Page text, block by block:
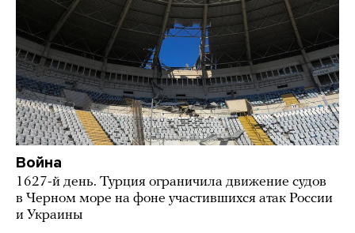
Война
1627-й день. Турция ограничила движение судов
в Черном море на фоне участившихся атак России
и Украины